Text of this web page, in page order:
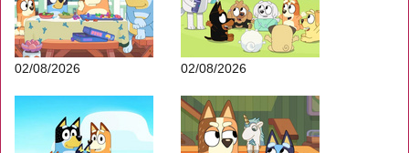
02/08/2026 02/08/2026